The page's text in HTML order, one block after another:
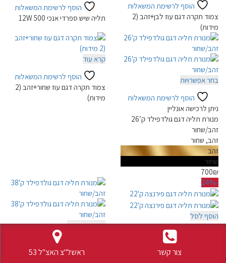
הוסף לרשימת המשאלות
תליה שיש ספרדי אנכי 12W 500
הוסף לרשימת המשאלות
צמוד תקרה דגם עוז לבן+זהב (2
מידות)
קרא עוד
הוסף לרשימת המשאלות
צמוד תקרה דגם עוז שחור+זהב (2
מידות)
בחר אפשרויות
יש
מספר
סוגים.
הוסף לרשימת המשאלות
ניתן לרכישה אונליין
מנורת תליה דגם גולדפילד ק’26
זהב/שחור
זהב, שחור
זהב
שחור
700₪
בחר אפשרויותלמוצר
זה
מספר
הוסף לרשימת המשאלות
ניתן לרכישה אונליין
-24%
הוסף לסל
הוסף לרשימת המשאלות
ניתן לרכישה אונליין
מנורת תליה דגם פירנצה ק’22
צור קשר ראשל"צ האצ"ל 53